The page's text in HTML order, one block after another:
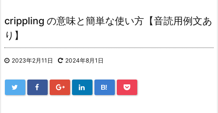
crippling の意味と簡単な使い方【音読用例文あ
り】
2023年2月11日 2024年8月1日
B!